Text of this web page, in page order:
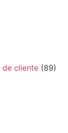
de cliente (89)